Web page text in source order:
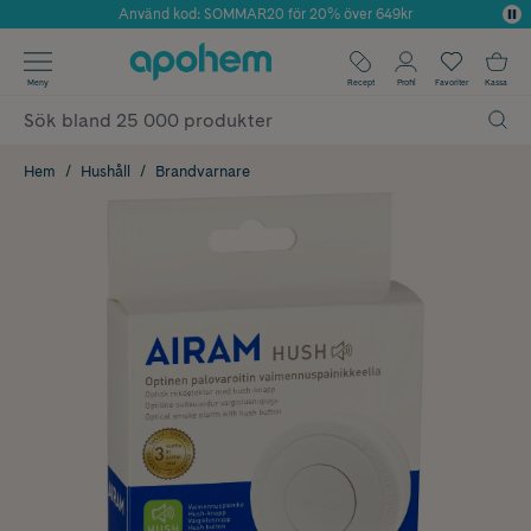
Årets Butik 2025 inom Skönhet
✓ Fri frakt
✓ Poäng på alla köp*
Meny Recept Profil Favoriter Kassa
Hem Hushåll Brandvarnare